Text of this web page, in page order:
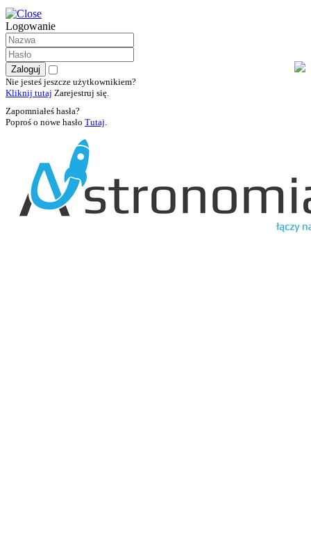
Logowanie
Nie jesteś jeszcze użytkownikiem?
Kliknij tutaj Zarejestruj się.
Zapomniałeś hasła?
Poproś o nowe hasło Tutaj.